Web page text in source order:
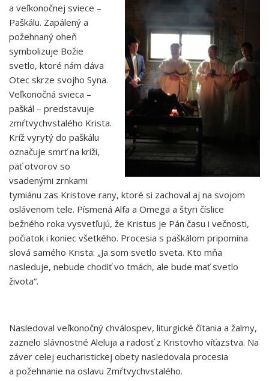
a veľkonočnej sviece –
Paškálu. Zapálený a
požehnaný oheň
symbolizuje Božie
svetlo, ktoré nám dáva
Otec skrze svojho Syna.
Veľkonočná svieca –
paškál – predstavuje
zmŕtvychvstalého Krista.
Kríž vyrytý do paškálu
označuje smrť na kríži,
päť otvorov so
vsadenými zrnkami
tymiánu zas Kristove rany, ktoré si zachoval aj na svojom
oslávenom tele. Písmená Alfa a Omega a štyri číslice
bežného roka vysvetľujú, že Kristus je Pán času i večnosti,
počiatok i koniec všetkého. Procesia s paškálom pripomína
slová samého Krista: „Ja som svetlo sveta. Kto mňa
nasleduje, nebude chodiť vo tmách, ale bude mať svetlo
života“.
Nasledoval veľkonočný chválospev, liturgické čítania a žalmy,
zaznelo slávnostné Aleluja a radosť z Kristovho víťazstva. Na
záver celej eucharistickej obety nasledovala procesia
a požehnanie na oslavu Zmŕtvychvstalého.